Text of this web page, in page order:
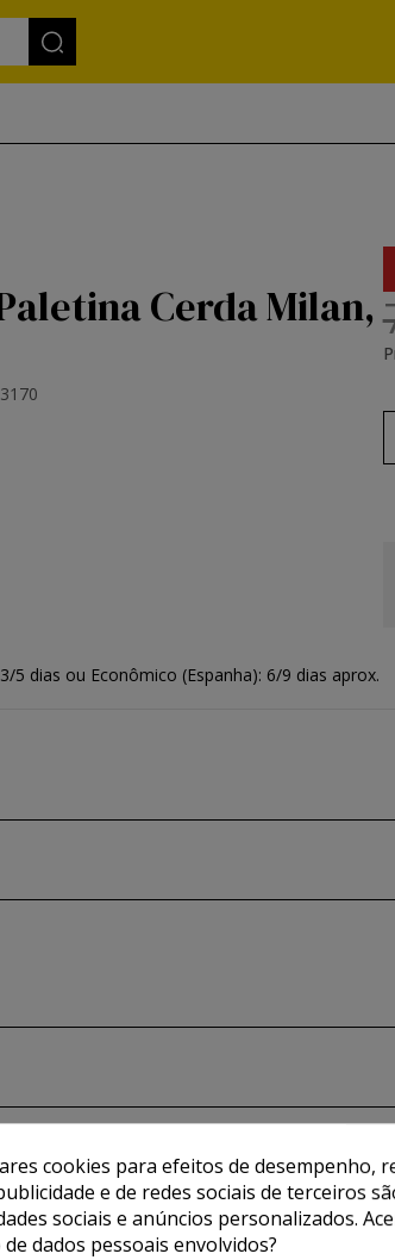
Cerda Milan,
5 dias ou Econômico (Espanha): 6/9 dias aprox.
cookies para efeitos de desempenho,
e de redes sociais de terceiros
sociais e anúncios personalizados.
dados pessoais envolvidos?